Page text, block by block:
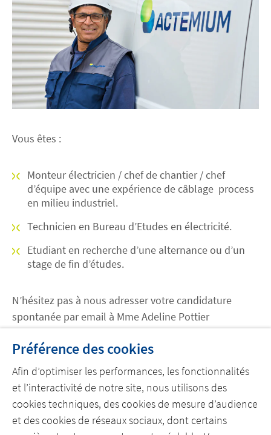
Vous êtes :
Monteur électricien / chef de chantier / chef
d’équipe avec une expérience de câblage process
en milieu industriel.
Technicien en Bureau d’Etudes en électricité.
Etudiant en recherche d’une alternance ou d’un
stage de fin d’études.
N’hésitez pas à nous adresser votre candidature
spontanée par email à Mme Adeline Pottier
(adeline.pottier@actemium.com) ou sur notre
pageLinkedIn
Les postes à pourvoir actuellement au Mans sont
visibles sur la page
Emplois VINCI Energies
Préférence des cookies
Afin d’optimiser les performances, les fonctionnalités
et l’interactivité de notre site, nous utilisons des
cookies techniques, des cookies de mesure d’audience
et des cookies de réseaux sociaux, dont certains